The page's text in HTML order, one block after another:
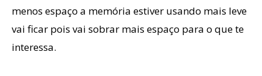
menos espaço a memória estiver usando mais leve
vai ficar pois vai sobrar mais espaço para o que te
interessa.